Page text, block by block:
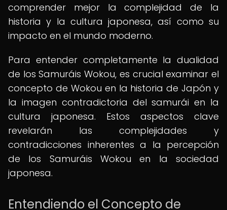
comprender mejor la complejidad de la
historia y la cultura japonesa, así como su
impacto en el mundo moderno.
Para entender completamente la dualidad
de los Samuráis Wokou, es crucial examinar el
concepto de Wokou en la historia de Japón y
la imagen contradictoria del samurái en la
cultura japonesa. Estos aspectos clave
revelarán las complejidades y
contradicciones inherentes a la percepción
de los Samuráis Wokou en la sociedad
japonesa.
Entendiendo el Concepto de